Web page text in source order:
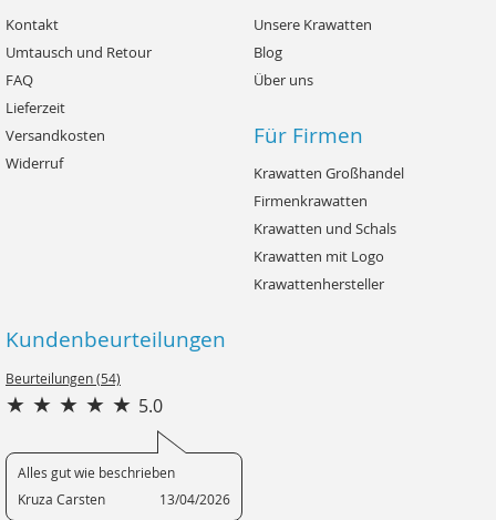
Kontakt
Umtausch und Retour
FAQ
Lieferzeit
Versandkosten
Widerruf
Unsere Krawatten
Blog
Über uns
Für Firmen
Krawatten Großhandel
Firmenkrawatten
Krawatten und Schals
Krawatten mit Logo
Krawattenhersteller
Kundenbeurteilungen
Beurteilungen (54)
5.0
Alles gut wie beschrieben
Kruza Carsten
13/04/2026